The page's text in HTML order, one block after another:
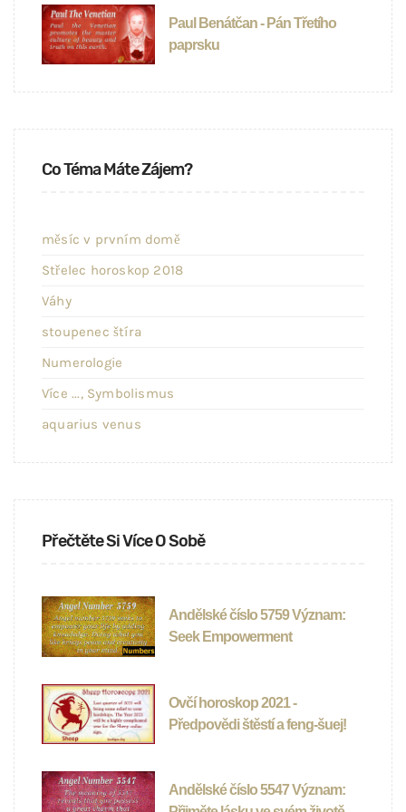
Paul Benátčan - Pán Třetího
paprsku
Co Téma Máte Zájem?
měsíc v prvním domě
Střelec horoskop 2018
Váhy
stoupenec štíra
Numerologie
Více ..., Symbolismus
aquarius venus
Přečtěte Si Více O Sobě
Andělské číslo 5759 Význam:
Seek Empowerment
Ovčí horoskop 2021 -
Předpovědi štěstí a feng-šuej!
Andělské číslo 5547 Význam: